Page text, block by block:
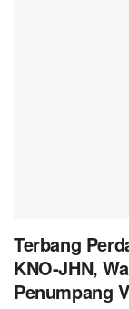
Terbang
KNO-JHN,
Penumpang